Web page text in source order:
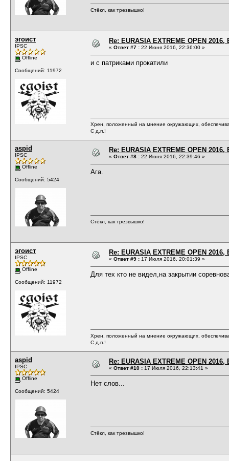
Стёкл, как трезвышко!
эгоист
IPSC
Offline
Сообщений: 11972
Re: EURASIA EXTREME OPEN
« Ответ #7 : 22 Июня 2016, 22:36:00 »
и с патриками прокатили
Хрен, положенный на мнение окружающих,
С д.п.!
aspid
IPSC
Offline
Сообщений: 5424
Re: EURASIA EXTREME OPEN
« Ответ #8 : 22 Июня 2016, 22:39:46 »
Ага.
Стёкл, как трезвышко!
эгоист
IPSC
Offline
Сообщений: 11972
Re: EURASIA EXTREME OPEN
« Ответ #9 : 17 Июля 2016, 20:01:39 »
Для тех кто не видел,на закрытии
Хрен, положенный на мнение окружающих,
С д.п.!
aspid
IPSC
Offline
Сообщений: 5424
Re: EURASIA EXTREME OPEN
« Ответ #10 : 17 Июля 2016, 22:13:41 »
Нет слов...
Стёкл, как трезвышко!